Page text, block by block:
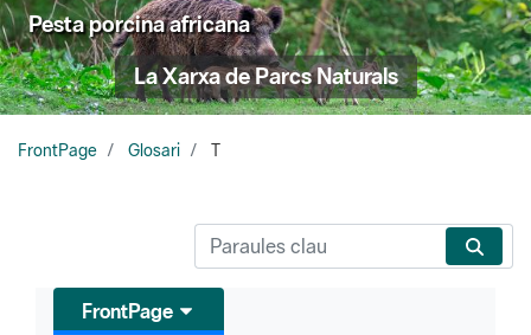
Pesta porcina africana
La Xarxa de Parcs Naturals
FrontPage Glosari T
FrontPage